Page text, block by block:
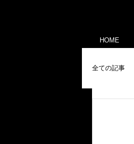
HOME
全ての記事